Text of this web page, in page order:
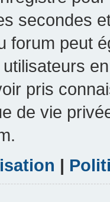
secondes
forum peut
pris
de vie
|